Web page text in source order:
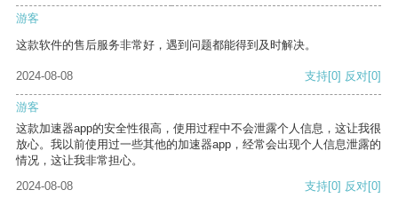
游客
这款软件的售后服务非常好，遇到问题都能得到及时解决。
2024-08-08 支持[0] 反对[0]
游客
这款加速器app的安全性很高，使用过程中不会泄露个人信息，这让我很
放心。我以前使用过一些其他的加速器app，经常会出现个人信息泄露的
情况，这让我非常担心。
2024-08-08
支持[0] 反对[0]